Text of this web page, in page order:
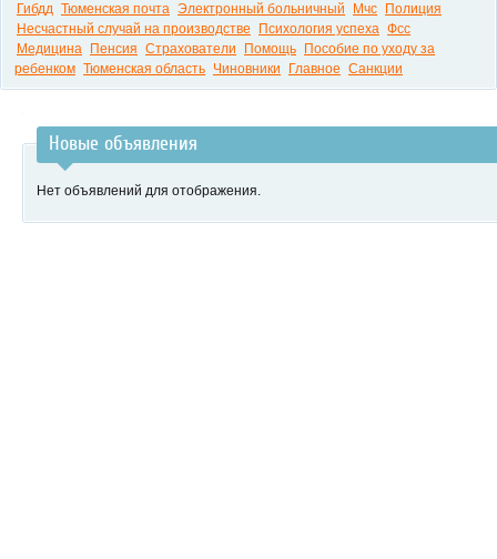
Гибдд Тюменская почта Электронный больничный Мчс
Полиция
Несчастный случай на производстве
Психология успеха Фсс
Медицина
Пенсия Страхователи Помощь
Пособие по уходу за
ребенком Тюменская область Чиновники Главное Санкции
Новые объявления
Нет объявлений для отображения.